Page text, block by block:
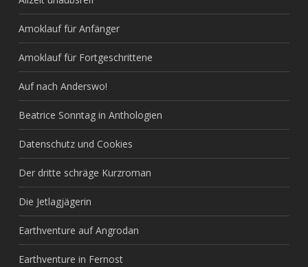
Amoklauf für Anfänger
Amoklauf für Fortgeschrittene
Auf nach Anderswo!
Beatrice Sonntag in Anthologien
Datenschutz und Cookies
Der dritte schräge Kurzroman
Die Jetlagjägerin
Earthventure auf Angrodan
Earthventure in Fernost